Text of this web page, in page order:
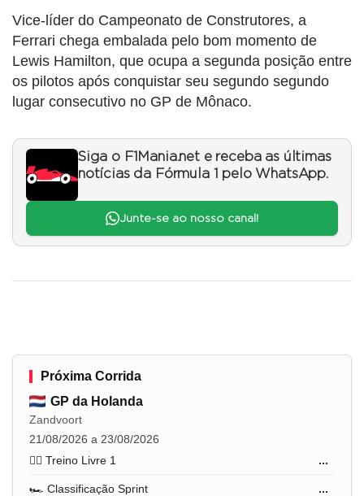
Vice-líder do Campeonato de Construtores, a
Ferrari chega embalada pelo bom momento de
Lewis Hamilton, que ocupa a segunda posição entre
os pilotos após conquistar seu segundo segundo
lugar consecutivo no GP de Mônaco.
Siga o F1Mania.net e receba as últimas
notícias da Fórmula 1 pelo WhatsApp.
Junte-se ao nosso canal!
Próxima Corrida
GP da Holanda
Zandvoort
21/08/2026 a 23/08/2026
🏋️‍♂️ Treino Livre 1
...
🏎️ Classificação Sprint ...